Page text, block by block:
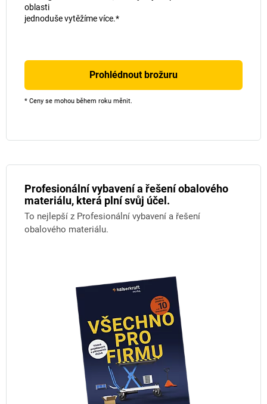
oblasti
jednoduše vytěžíme více.*
Prohlédnout brožuru
* Ceny se mohou během roku měnit.
Profesionální vybavení a řešení obalového
materiálu, která plní svůj účel.
To nejlepší z Profesionální vybavení a řešení
obalového materiálu.